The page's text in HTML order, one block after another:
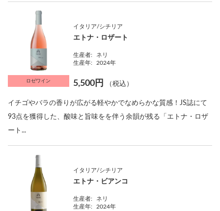
ロゼワイン
イタリア/シチリア
エトナ・ロザート
生産者:
ネリ
生産年:
2024年
5,500円 （税込）
イチゴやバラの香りが広がる軽やかでなめらかな質感！JS誌にて
93点を獲得した、酸味と旨味をを伴う余韻が残る「エトナ・ロザ
ート...
イタリア/シチリア
エトナ・ビアンコ
生産者:
ネリ
生産年:
2024年